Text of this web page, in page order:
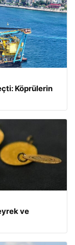
Köprülerin
ve